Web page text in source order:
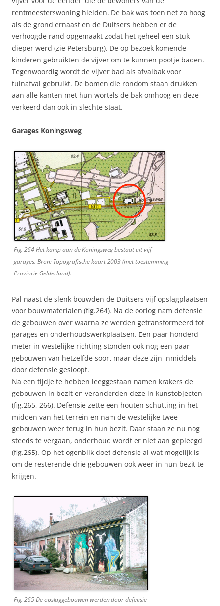
rentmeesterswoning hielden. De bak was toen net zo hoog
als de grond ernaast en de Duitsers hebben er de
verhoogde rand opgemaakt zodat het geheel een stuk
dieper werd (zie Petersburg). De op bezoek komende
kinderen gebruikten de vijver om te kunnen pootje baden.
Tegenwoordig wordt de vijver bad als afvalbak voor
tuinafval gebruikt. De bomen die rondom staan drukken
aan alle kanten met hun wortels de bak omhoog en deze
verkeerd dan ook in slechte staat.
Garages Koningsweg
Fig. 264 Het kamp aan de Koningsweg bestaat uit vijf
garages. Bron: Topografische kaart 2003 (met toestemming
Provincie Gelderland).
Pal naast de slenk bouwden de Duitsers vijf opslagplaatsen
voor bouwmaterialen (fig.264). Na de oorlog nam defensie
de gebouwen over waarna ze werden getransformeerd tot
garages en onderhoudswerkplaatsen. Een paar honderd
meter in westelijke richting stonden ook nog een paar
gebouwen van hetzelfde soort maar deze zijn inmiddels
door defensie gesloopt.
Na een tijdje te hebben leeggestaan namen krakers de
gebouwen in bezit en veranderden deze in kunstobjecten
(fig.265, 266). Defensie zette een houten schutting in het
midden van het terrein en nam de westelijke twee
gebouwen weer terug in hun bezit. Daar staan ze nu nog
steeds te vergaan, onderhoud wordt er niet aan gepleegd
(fig.265). Op het ogenblik doet defensie al wat mogelijk is
om de resterende drie gebouwen ook weer in hun bezit te
krijgen.
Fig. 265 De opslaggebouwen werden door defensie